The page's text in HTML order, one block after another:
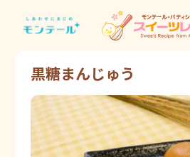
黒糖まんじゅう